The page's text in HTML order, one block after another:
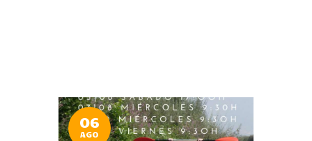
06
AGO